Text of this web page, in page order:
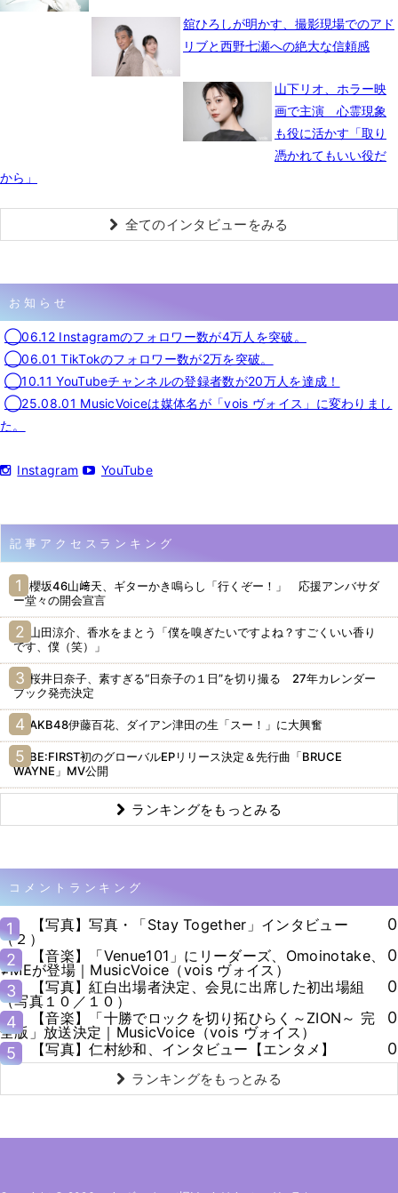
舘ひろしが明かす、撮影現場でのアド
リブと西野七瀬への絶大な信頼感
山下リオ、ホラー映
画で主演 心霊現象
も役に活かす「取り
憑かれてもいい役だ
から」
全てのインタビューをみる
お知らせ
◯06.12 Instagramのフォロワー数が4万人を突破。
◯06.01 TikTokのフォロワー数が2万を突破。
◯10.11 YouTubeチャンネルの登録者数が20万人を達成！
◯25.08.01 MusicVoiceは媒体名が「vois ヴォイス」に変わりまし
た。
Instagram YouTube
記事アクセスランキング
櫻坂46山﨑天、ギターかき鳴らし「行くぞー！」 応援アンバサダ
ー堂々の開会宣言
山田涼介、香水をまとう「僕を嗅ぎたいですよね？すごくいい香り
です、僕（笑）」
桜井日奈子、素すぎる“日奈子の１日”を切り撮る 27年カレンダー
ブック発売決定
AKB48伊藤百花、ダイアン津田の生「スー！」に大興奮
BE:FIRST初のグローバルEPリリース決定＆先行曲「BRUCE
WAYNE」MV公開
ランキングをもっとみる
コメントランキング
1
【写真】写真・「Stay Together」インタビュー
（２）
0
2
【音楽】「Venue101」にリーダーズ、Omoinotake、
≠MEが登場｜MusicVoice（vois ヴォイス）
0
3
【写真】紅白出場者決定、会見に出席した初出場組
（写真１０／１０）
0
4
【音楽】「十勝でロックを切り拓ひらく～ZION～ 完
全版」放送決定｜MusicVoice（vois ヴォイス）
0
5
【写真】仁村紗和、インタビュー【エンタメ】 0
ランキングをもっとみる